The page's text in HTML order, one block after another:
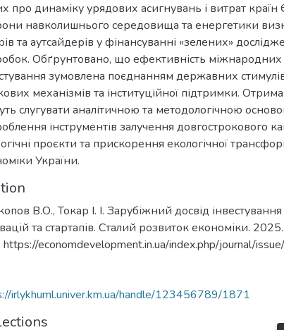
про динаміку урядових асигнувань і витрат країн
навколишнього середовища та енергетики
та аутсайдерів у фінансуванні «зелених»
Обґрунтовано, що ефективність
зумовлена поєднанням державних
механізмів та інституційної підтримки.
слугувати аналітичною та методологічною
інструментів залучення довгострокового
проєкти та прискорення екологічної
України.
В.О., Токар І. І. Зарубіжний досвід
та стартапів. Сталий розвиток економіки.
https://economdevelopment.in.ua/index.php/journal/
irlykhuml.univer.km.ua/handle/123456789/1871